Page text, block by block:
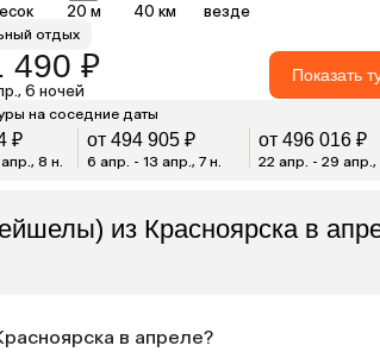
20 м 40 км везде
отдых
490 ₽
6 ночей
Показать
на соседние даты
₽
8 н.
от 494 905 ₽
6 апр. - 13 апр., 7 н.
от 496 016 ₽
22 апр. - 29 апр.,
из Красноярска в
в апреле?